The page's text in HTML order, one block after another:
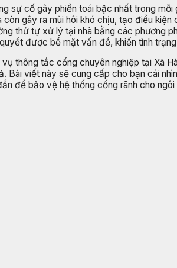
sự cố gây phiền toái bậc nhất trong
gây ra mùi hôi khó chịu, tạo điều
thử tự xử lý tại nhà bằng các phương
được bề mặt vấn đề, khiến tình
thông tắc cống chuyên nghiệp tại Xã
Bài viết này sẽ cung cấp cho bạn cái
để bảo vệ hệ thống cống rãnh cho ngôi